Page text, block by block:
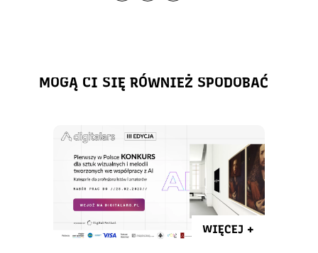
MOGĄ CI SIĘ RÓWNIEŻ SPODOBAĆ
WIĘCEJ +